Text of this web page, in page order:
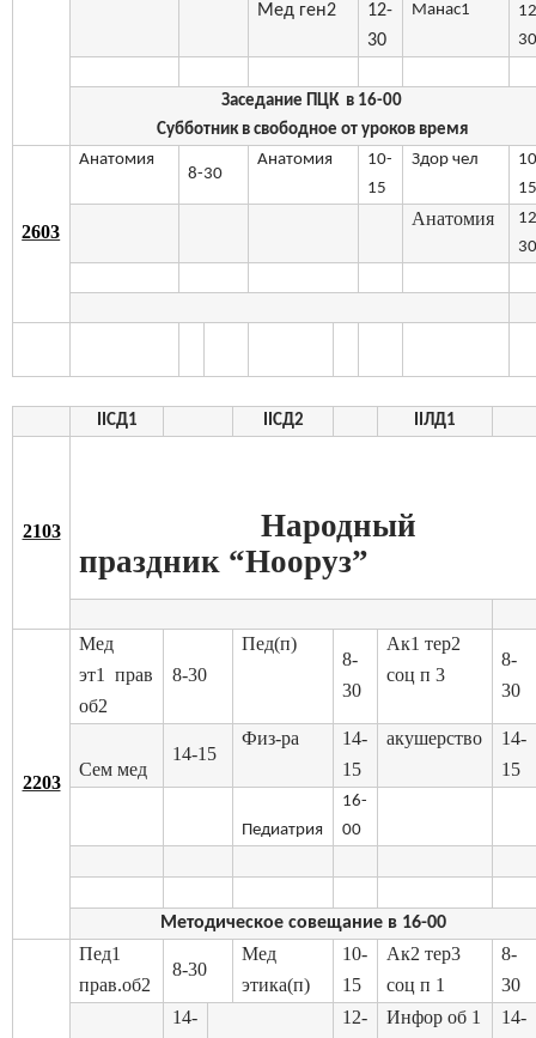
Мед ген2
12-
30
Манас1
Заседание ПЦК в 16-00
Субботник в свободное от уроков время
2603
Анатомия
8-30
Анатомия
10-
15
Здор чел
Анатомия
IIСД1 IIСД2 IIЛД1
2103
Народный
праздник “Нооруз”
2203
Мед
эт1 прав
об2
8-30
Пед(п)
8-
30
Ак1 тер2
соц п 3
8-
30
Сем мед
14-15
Физ-ра
14-
15
акушерство
14-
15
Педиатрия
16-
00
Методическое совещание в 16-00
Пед1
прав.об2
8-30
Мед
этика(п)
10-
15
Ак2 тер3
соц п 1
8-
30
14-
12- Инфор об 1 14-